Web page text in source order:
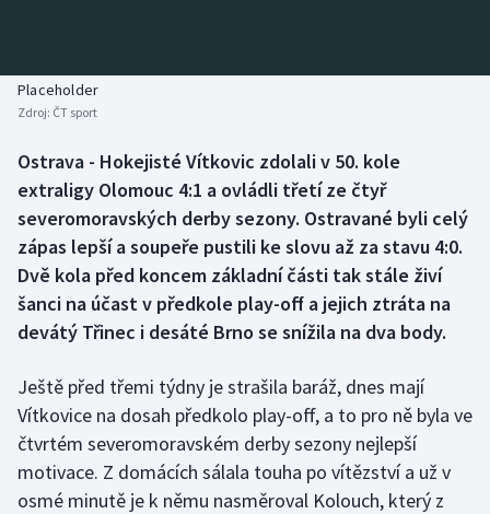
Biatlon
Boby a skeleton
Box
Curling
Dostihy
Florbal
Futsal
Golf
Aplikace ČT sport
AZ kvíz
Placeholder
Zdroj: ČT sport
Ostrava - Hokejisté Vítkovic zdolali v 50. kole
extraligy Olomouc 4:1 a ovládli třetí ze čtyř
severomoravských derby sezony. Ostravané byli celý
zápas lepší a soupeře pustili ke slovu až za stavu 4:0.
Dvě kola před koncem základní části tak stále živí
šanci na účast v předkole play-off a jejich ztráta na
devátý Třinec i desáté Brno se snížila na dva body.
Ještě před třemi týdny je strašila baráž, dnes mají
Vítkovice na dosah předkolo play-off, a to pro ně byla ve
čtvrtém severomoravském derby sezony nejlepší
motivace. Z domácích sálala touha po vítězství a už v
osmé minutě je k němu nasměroval Kolouch, který z